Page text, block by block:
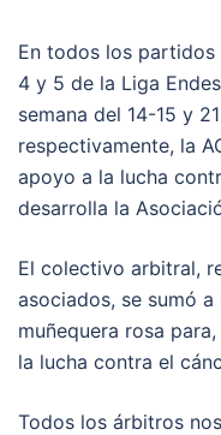
En todos los
4 y 5 de la Liga
semana del 14-15 y
respectivamente, la
apoyo a la lucha
desarrolla la
El colectivo arbitral,
asociados, se sumó
muñequera rosa
la lucha contra el
Todos los árbitros